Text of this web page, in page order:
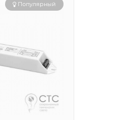
Популярный